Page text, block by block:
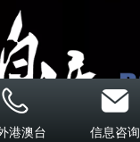
港澳台 信息咨询